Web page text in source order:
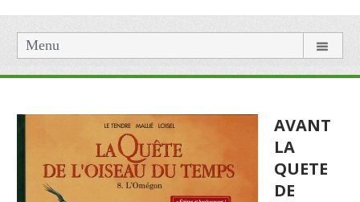
Menu
AVANT
LA
QUETE
DE